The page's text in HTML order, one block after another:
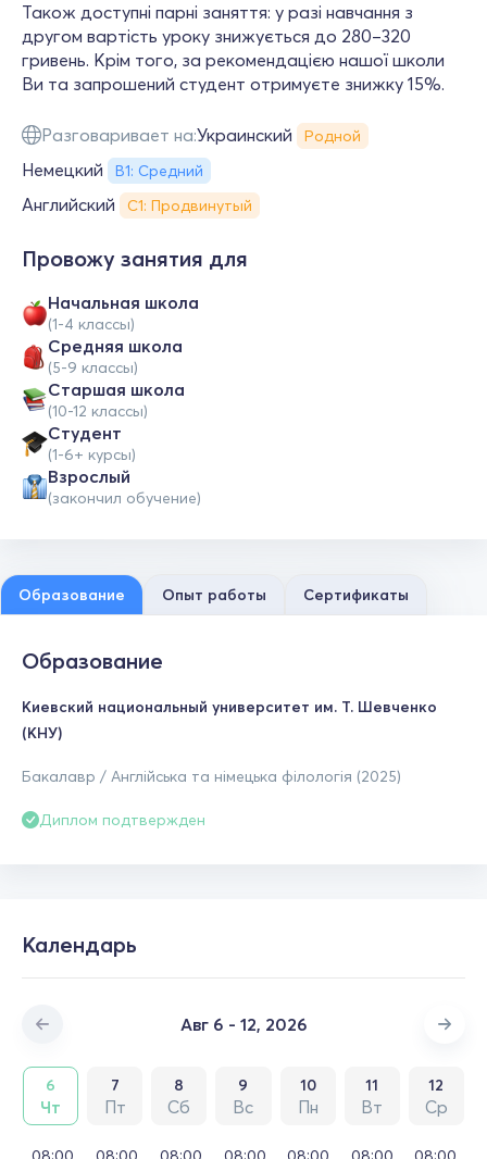
Також доступні парні заняття: у разі навчання з
другом вартість уроку знижується до 280–320
гривень. Крім того, за рекомендацією нашої школи
Ви та запрошений студент отримуєте знижку 15%.
Разговаривает на:Украинский Родной
Немецкий В1: Средний
Английский С1: Продвинутый
Провожу занятия для
Начальная школа
(1-4 классы)
Средняя школа
(5-9 классы)
Cтаршая школа
(10-12 классы)
Студент
(1-6+ курсы)
Взрослый
(закончил обучение)
Образование Опыт работы Сертификаты
Образование
Киевский национальный университет им. Т. Шевченко
(КНУ)
Бакалавр / Англійська та німецька філологія (2025)
Диплом подтвержден
Календарь
Авг 6 - 12, 2026
6
Чт
7
Пт
8
Сб
9
Вс
10
Пн
11
Вт
12
Ср